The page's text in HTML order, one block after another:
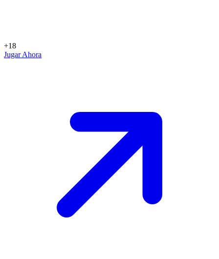
+18
Jugar Ahora